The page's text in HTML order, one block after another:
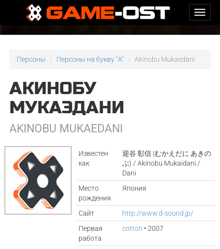
Персоны Персоны на букву "A" Akinobu Mukaedani
АКИНОБУ
МУКАЭДАНИ
AKINOBU MUKAEDANI
Известен
как
迎谷 彰信 (むかえだに あきの
ぶ) / Akinobu Mukaidani /
Dani
Место
рождения
Япония
Сайт
http://www.d-sound.jp/
Первая
работа
cotton • 2007